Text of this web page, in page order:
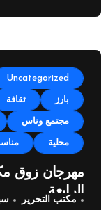
Uncategorized
بارز ثقافة
مجتمع وناس
محلية
مهرجان زوق
الرابعة
مكتب التحرير